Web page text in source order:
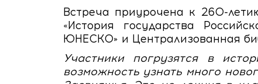
Встреча приурочена к 260-
«История государства
ЮНЕСКО» и Централизованная
Участники погрузятся в
возможность узнать много